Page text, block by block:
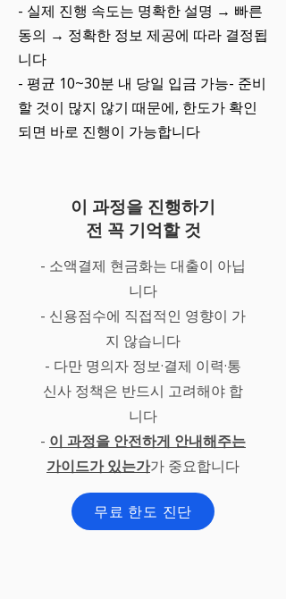
- 실제 진행 속도는 명확한 설명 → 빠른
동의 → 정확한 정보 제공에 따라 결정됩
니다
- 평균 10~30분 내 당일 입금 가능- 준비
할 것이 많지 않기 때문에, 한도가 확인
되면 바로 진행이 가능합니다
이 과정을 진행하기
전 꼭 기억할 것
- 소액결제 현금화는 대출이 아닙
니다
- 신용점수에 직접적인 영향이 가
지 않습니다
- 다만 명의자 정보·결제 이력·통
신사 정책은 반드시 고려해야 합
니다
- 이 과정을 안전하게 안내해주는
가이드가 있는가가 중요합니다
무료 한도 진단